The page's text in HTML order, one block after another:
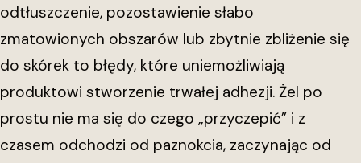
odtłuszczenie, pozostawienie słabo
zmatowionych obszarów lub zbytnie zbliżenie się
do skórek to błędy, które uniemożliwiają
produktowi stworzenie trwałej adhezji. Żel po
prostu nie ma się do czego „przyczepić” i z
czasem odchodzi od paznokcia, zaczynając od